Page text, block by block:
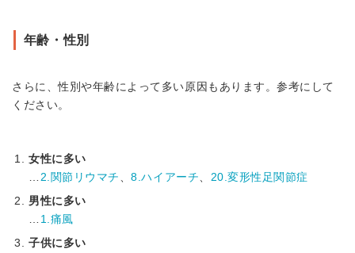
年齢・性別
さらに、性別や年齢によって多い原因もあります。参考にして
ください。
女性に多い
2.関節リウマチ 、8.ハイアーチ
20.変形性足関節症
男性に多い
1.痛風
子供に多い